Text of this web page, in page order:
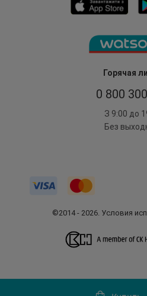
Горячая
0 800
З 9:00 до
Без
©2014 - 2026. Условия